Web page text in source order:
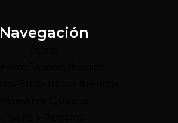
Navegación